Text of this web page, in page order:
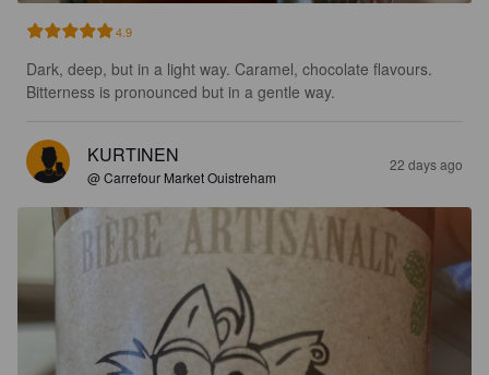
4.9
Dark, deep, but in a light way. Caramel, chocolate flavours.
Bitterness is pronounced but in a gentle way.
KURTINEN
@ Carrefour Market Ouistreham
22 days ago